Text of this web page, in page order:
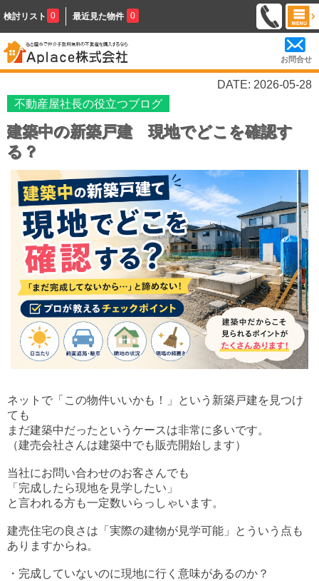
検討リスト 0 最近見た物件 0
お問合せ
DATE: 2026-05-28
不動産屋社長の役立つブログ
建築中の新築戸建 現地でどこを確認す
る？
ネットで「この物件いいかも！」という新築戸建を見つけ
ても
まだ建築中だったというケースは非常に多いです。
（建売会社さんは建築中でも販売開始します）
当社にお問い合わせのお客さんでも
「完成したら現地を見学したい」
と言われる方も一定数いらっしゃいます。
建売住宅の良さは「実際の建物が見学可能」とういう点も
ありますからね。
・完成していないのに現地に行く意味があるのか？